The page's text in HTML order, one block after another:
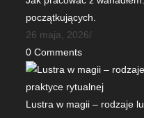
początkujących.
26 maja, 2026/
0 Comments
Lustra w magii – rodzaje